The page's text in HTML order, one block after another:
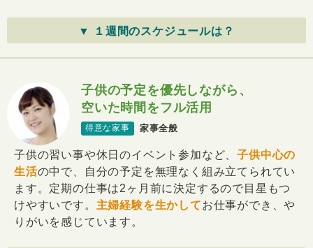
▼ １週間のスケジュールは？
子供の予定を優先しながら、
空いた時間をフル活用
得意な家事 家事全般
子供の習い事や休日のイベント参加など、子供中心の
生活の中で、自分の予定を無理なく組み立てられてい
ます。定期の仕事は2ヶ月前に決定するので目星もつ
けやすいです。 主婦経験を生かしてお仕事ができ、や
りがいを感じています。